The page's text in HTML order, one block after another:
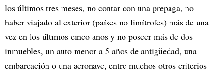
los últimos tres meses, no contar con una prepaga, no
haber viajado al exterior (países no limítrofes) más de una
vez en los últimos cinco años y no poseer más de dos
inmuebles, un auto menor a 5 años de antigüedad, una
embarcación o una aeronave, entre muchos otros criterios